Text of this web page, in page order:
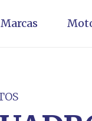
Marcas